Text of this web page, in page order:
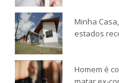
Minha
estados
Homem é